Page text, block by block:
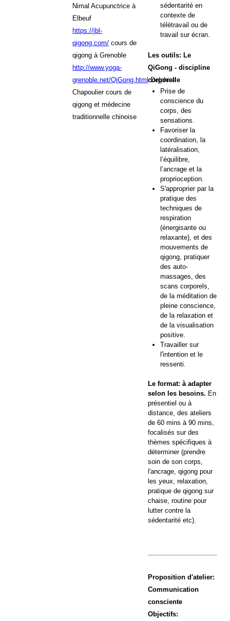
Nimal Acupunctrice à
Elbeuf
https://jbl-
qigong.com/ cours de
qigong à Grenoble
http://www.yoga-
grenoble.net/QiGong.htmlDelphine
Chapoulier cours de
qigong et médecine
traditionnelle chinoise
sédentarité en
contexte de
télétravail ou de
travail sur écran.
Les outils: Le
QiGong - discipline
corporelle
Prise de
conscience du
corps, des
sensations.
Favoriser la
coordination, la
latéralisation,
l’équilibre,
l’ancrage et la
proprioception.
S'approprier par la
pratique des
techniques de
respiration
(énergisante ou
relaxante), et des
mouvements de
qigong, pratiquer
des auto-
massages, des
scans corporels,
de la méditation de
pleine conscience,
de la relaxation et
de la visualisation
positive.
Travailler sur
l'intention et le
ressenti.
Le format: à adapter
selon les besoins. En
présentiel ou à
distance, des ateliers
de 60 mins à 90 mins,
focalisés sur des
thèmes spécifiques à
déterminer (prendre
soin de son corps,
l'ancrage, qigong pour
les yeux, relaxation,
pratique de qigong sur
chaise, routine pour
lutter contre la
sédentarité etc).
Proposition d'atelier:
Communication
consciente
Objectifs: